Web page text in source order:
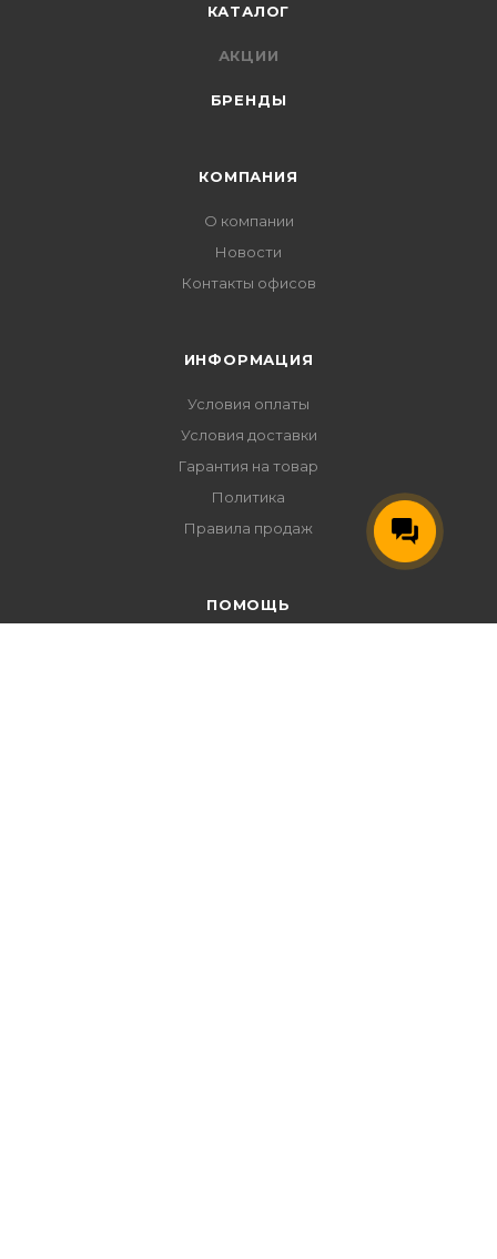
КАТАЛОГ
АКЦИИ
БРЕНДЫ
КОМПАНИЯ
О компании
Новости
Контакты офисов
ИНФОРМАЦИЯ
Условия оплаты
Условия доставки
Гарантия на товар
Политика
Правила продаж
ПОМОЩЬ